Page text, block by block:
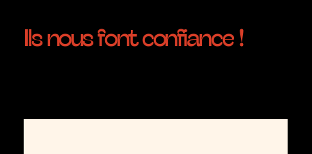
Ils nous font confiance !